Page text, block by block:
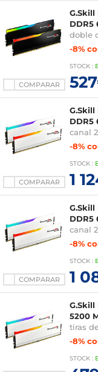
COMPARAR
G.Skill
DDR5
doble
-8%
STOCK :
COMPARAR
G.Skill
DDR5
canal
-8%
STOCK :
1
COMPARAR
G.Skill
DDR5
canal
-8%
STOCK :
1
G.Skill
5200
tiras
-8%
STOCK :